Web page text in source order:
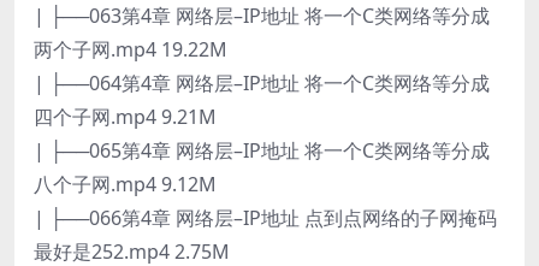
| ├──063第4章 网络层–IP地址 将一个C类网络等分成
两个子网.mp4 19.22M
| ├──064第4章 网络层–IP地址 将一个C类网络等分成
四个子网.mp4 9.21M
| ├──065第4章 网络层–IP地址 将一个C类网络等分成
八个子网.mp4 9.12M
| ├──066第4章 网络层–IP地址 点到点网络的子网掩码
最好是252.mp4 2.75M